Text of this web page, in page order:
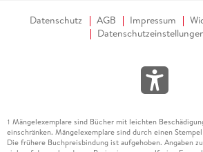
Datenschutz AGB Impressum
1 Mängelexemplare sind Bücher mit leichten
einschränken. Mängelexemplare sind durch einen
Die frühere Buchpreisbindung ist aufgehoben. Angaben